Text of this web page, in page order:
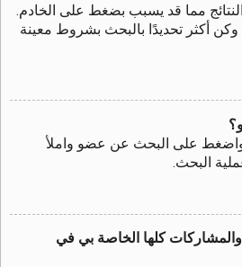
مما قد يسبب بضغط على الخادم.
وكن أكثر تحديدًا بالبحث بشروط معينة
على البحث عن عضو واملأ
البحث.
كلها الخاصة بي في